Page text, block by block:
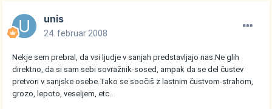
unis
24. februar 2008
Nekje sem prebral, da vsi ljudje v sanjah predstavljajo nas.Ne glih
direktno, da si sam sebi sovražnik-sosed, ampak da se del čustev
pretvori v sanjske osebe.Tako se soočiš z lastnim čustvom-strahom,
grozo, lepoto, veseljem, etc..